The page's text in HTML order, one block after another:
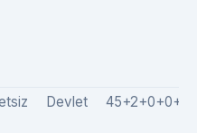
Devlet 45+2+0+0+0